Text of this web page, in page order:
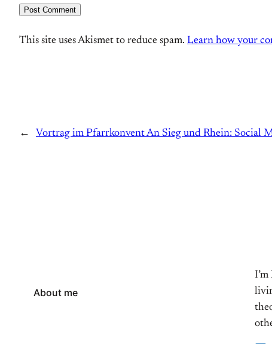
This site uses Akismet to reduce spam. Learn how your
← Vortrag im Pfarrkonvent An Sieg und Rhein: Social
About me
I’m